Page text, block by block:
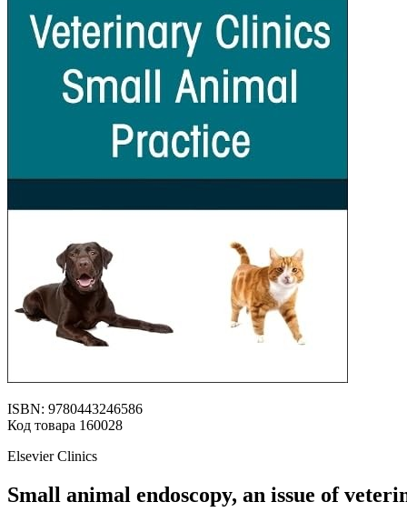
ISBN: 9780443246586
Код товара 160028
Elsevier Clinics
Small animal endoscopy, an issue of